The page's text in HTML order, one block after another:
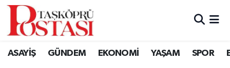
ASAYİŞ GÜNDEM EKONOMİ YAŞAM SPOR
Kastamonu Vefat Edenler